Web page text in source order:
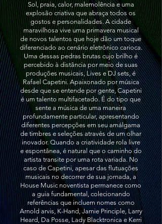
Sol, praia, calor, malemolência e uma
explosão criativa que abraça todos os
gostos e personalidades. A cidade
maravilhosa vive uma primavera musical
de novos talentos que hoje dão um toque
diferenciado ao cenário eletrônico carioca.
Uma dessas pedras brutas cujo brilho é
percebido à distância por meio de suas
produções musicais, Lives e DJ sets, é
Rafael Capetini. Apaixonado por música
desde que se entende por gente, Capetini
é um talento multifacetado. É do tipo que
sente a música de uma maneira
profundamente particular, apresentando
diferentes percepções em seu amálgama
de timbres e seleções através de um olhar
inovador. Quando a criatividade rola livre
e espontânea, é natural que o caminho do
artista transite por uma rota variada. No
caso de Capetini, apesar das flutuações
musicais no decorrer de sua jornada, a
House Music noventista permanece como
a guia fundamental, colecionando
referências que incluem nomes como
Arnold arvis, K-Hand, Jamie Principle, Larry
Heard, Da Posse, Lady Blacktronica e Kerri